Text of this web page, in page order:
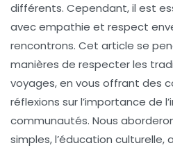
différents. Cependant, il est
avec empathie et respect
rencontrons. Cet article se
manières de respecter les
voyages, en vous offrant des
réflexions sur l’importance de
communautés. Nous
simples, l’éducation culturelle,